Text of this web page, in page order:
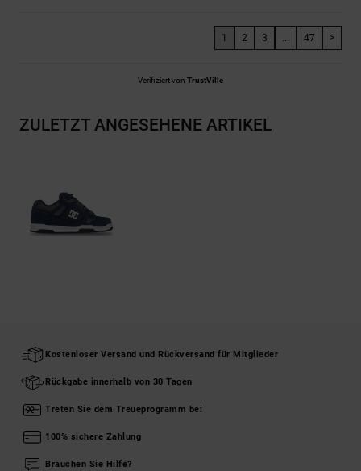
1 2 3 ... 47 >
Verifiziert von TrustVille
ZULETZT ANGESEHENE ARTIKEL
Kostenloser Versand und Rückversand für Mitglieder
Rückgabe innerhalb von 30 Tagen
Treten Sie dem Treueprogramm bei
100% sichere Zahlung
Brauchen Sie Hilfe?